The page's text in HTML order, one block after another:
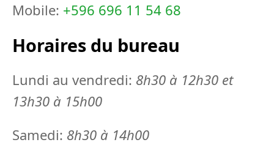
Mobile: +596 696 11 54 68
Horaires du bureau
Lundi au vendredi: 8h30 à 12h30 et
13h30 à 15h00
Samedi: 8h30 à 14h00